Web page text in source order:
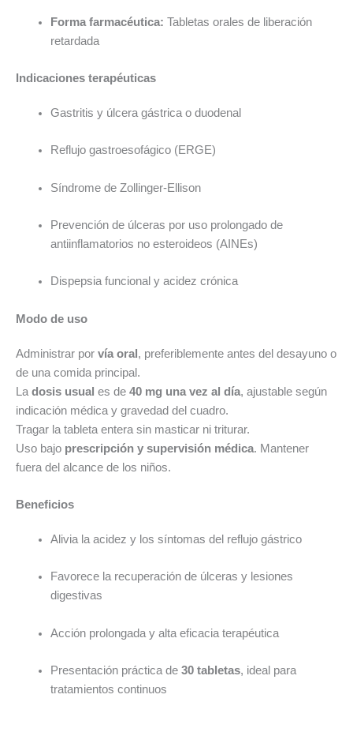
Forma farmacéutica: Tabletas orales de liberación
retardada
Indicaciones terapéuticas
Gastritis y úlcera gástrica o duodenal
Reflujo gastroesofágico (ERGE)
Síndrome de Zollinger-Ellison
Prevención de úlceras por uso prolongado de
antiinflamatorios no esteroideos (AINEs)
Dispepsia funcional y acidez crónica
Modo de uso
Administrar por vía oral , preferiblemente antes del desayuno o
de una comida principal.
La dosis usual es de 40 mg una vez al día, ajustable según
indicación médica y gravedad del cuadro.
Tragar la tableta entera sin masticar ni triturar.
Uso bajo prescripción y supervisión médica. Mantener
fuera del alcance de los niños.
Beneficios
Alivia la acidez y los síntomas del reflujo gástrico
Favorece la recuperación de úlceras y lesiones
digestivas
Acción prolongada y alta eficacia terapéutica
Presentación práctica de 30 tabletas, ideal para
tratamientos continuos